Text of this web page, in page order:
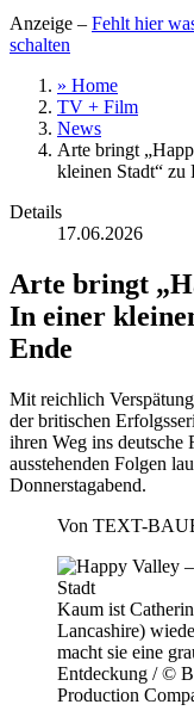
Anzeige – Fehlt hier
schalten
» Home
TV + Film
News
Arte bringt
kleinen Stadt“ zu
Details
17.06.2026
Arte bringt
In einer
Ende
Mit reichlich
der britischen
ihren Weg ins deutsche
ausstehenden Folgen
Donnerstagabend.
Von TEXT-
Kaum ist
Lancashire)
macht sie eine
Entdeckung / ©
Production